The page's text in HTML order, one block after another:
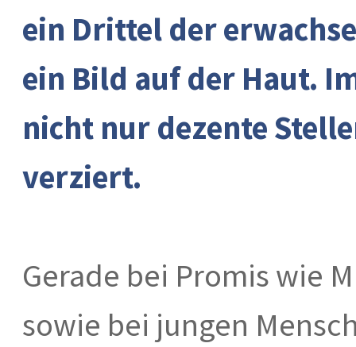
ein Drittel der
ein Bild auf der Haut.
nicht nur dezente
verziert.
Gerade bei Promis wie
sowie bei jungen